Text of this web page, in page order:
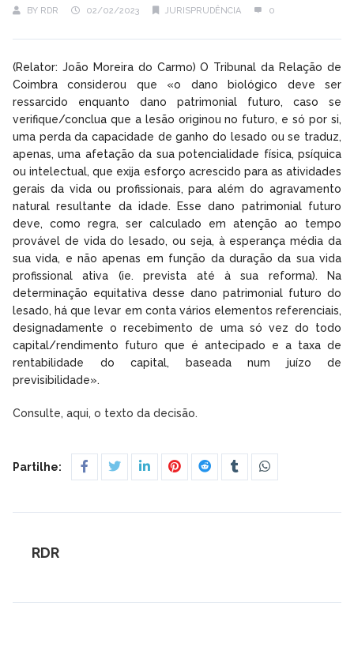
BY RDR 02/02/2023 JURISPRUDÊNCIA 0
(Relator: João Moreira do Carmo) O Tribunal da Relação de
Coimbra considerou que «o dano biológico deve ser
ressarcido enquanto dano patrimonial futuro, caso se
verifique/conclua que a lesão originou no futuro, e só por si,
uma perda da capacidade de ganho do lesado ou se traduz,
apenas, uma afetação da sua potencialidade física, psíquica
ou intelectual, que exija esforço acrescido para as atividades
gerais da vida ou profissionais, para além do agravamento
natural resultante da idade. Esse dano patrimonial futuro
deve, como regra, ser calculado em atenção ao tempo
provável de vida do lesado, ou seja, à esperança média da
sua vida, e não apenas em função da duração da sua vida
profissional ativa (ie. prevista até à sua reforma). Na
determinação equitativa desse dano patrimonial futuro do
lesado, há que levar em conta vários elementos referenciais,
designadamente o recebimento de uma só vez do todo
capital/rendimento futuro que é antecipado e a taxa de
rentabilidade do capital, baseada num juízo de
previsibilidade».
Consulte, aqui, o texto da decisão.
Partilhe:
RDR